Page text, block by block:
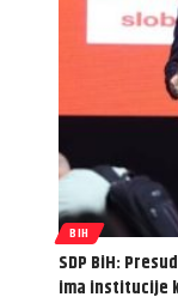
BIH
SDP BiH:
ima institucije